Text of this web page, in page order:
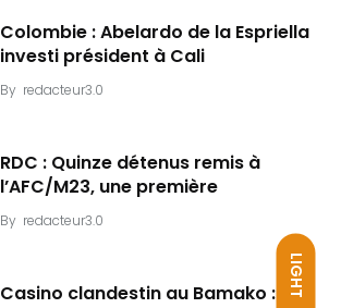
LIGHT
Colombie : Abelardo de la Espriella
investi président à Cali
By redacteur3.0
RDC : Quinze détenus remis à
l’AFC/M23, une première
By redacteur3.0
Casino clandestin au Bamako : Dix